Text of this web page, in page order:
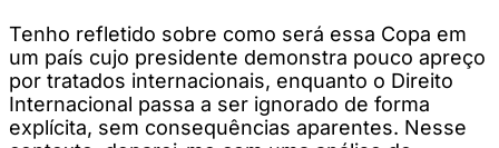
Tenho refletido sobre como será essa Copa em
um país cujo presidente demonstra pouco apreço
por tratados internacionais, enquanto o Direito
Internacional passa a ser ignorado de forma
explícita, sem consequências aparentes. Nesse